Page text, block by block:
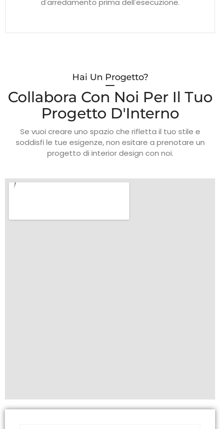
d'arredamento prima dell'esecuzione.
Hai Un Progetto?
Collabora Con Noi Per Il Tuo
Progetto D'Interno
Se vuoi creare uno spazio che rifletta il tuo stile e
soddisfi le tue esigenze, non esitare a prenotare un
progetto di interior design con noi.